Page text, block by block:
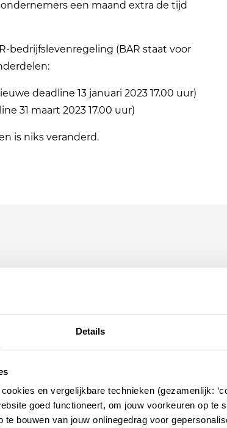
Details
en vergelijkbare technieken (gezamenlijk:
goed functioneert, om jouw voorkeuren op te
te bouwen van jouw onlinegedrag voor
ondernemers een maand extra de tijd
bedrijfslevenregeling (BAR staat voor
deadline 13 januari 2023 17.00 uur)
31 maart 2023 17.00 uur)
is niks veranderd.